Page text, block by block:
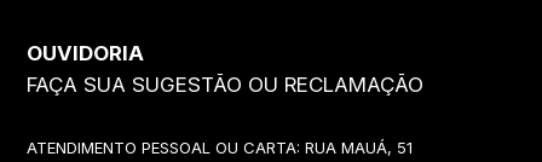
OUVIDORIA
FAÇA SUA SUGESTÃO OU RECLAMAÇÃO
ATENDIMENTO PESSOAL OU CARTA: RUA MAUÁ, 51